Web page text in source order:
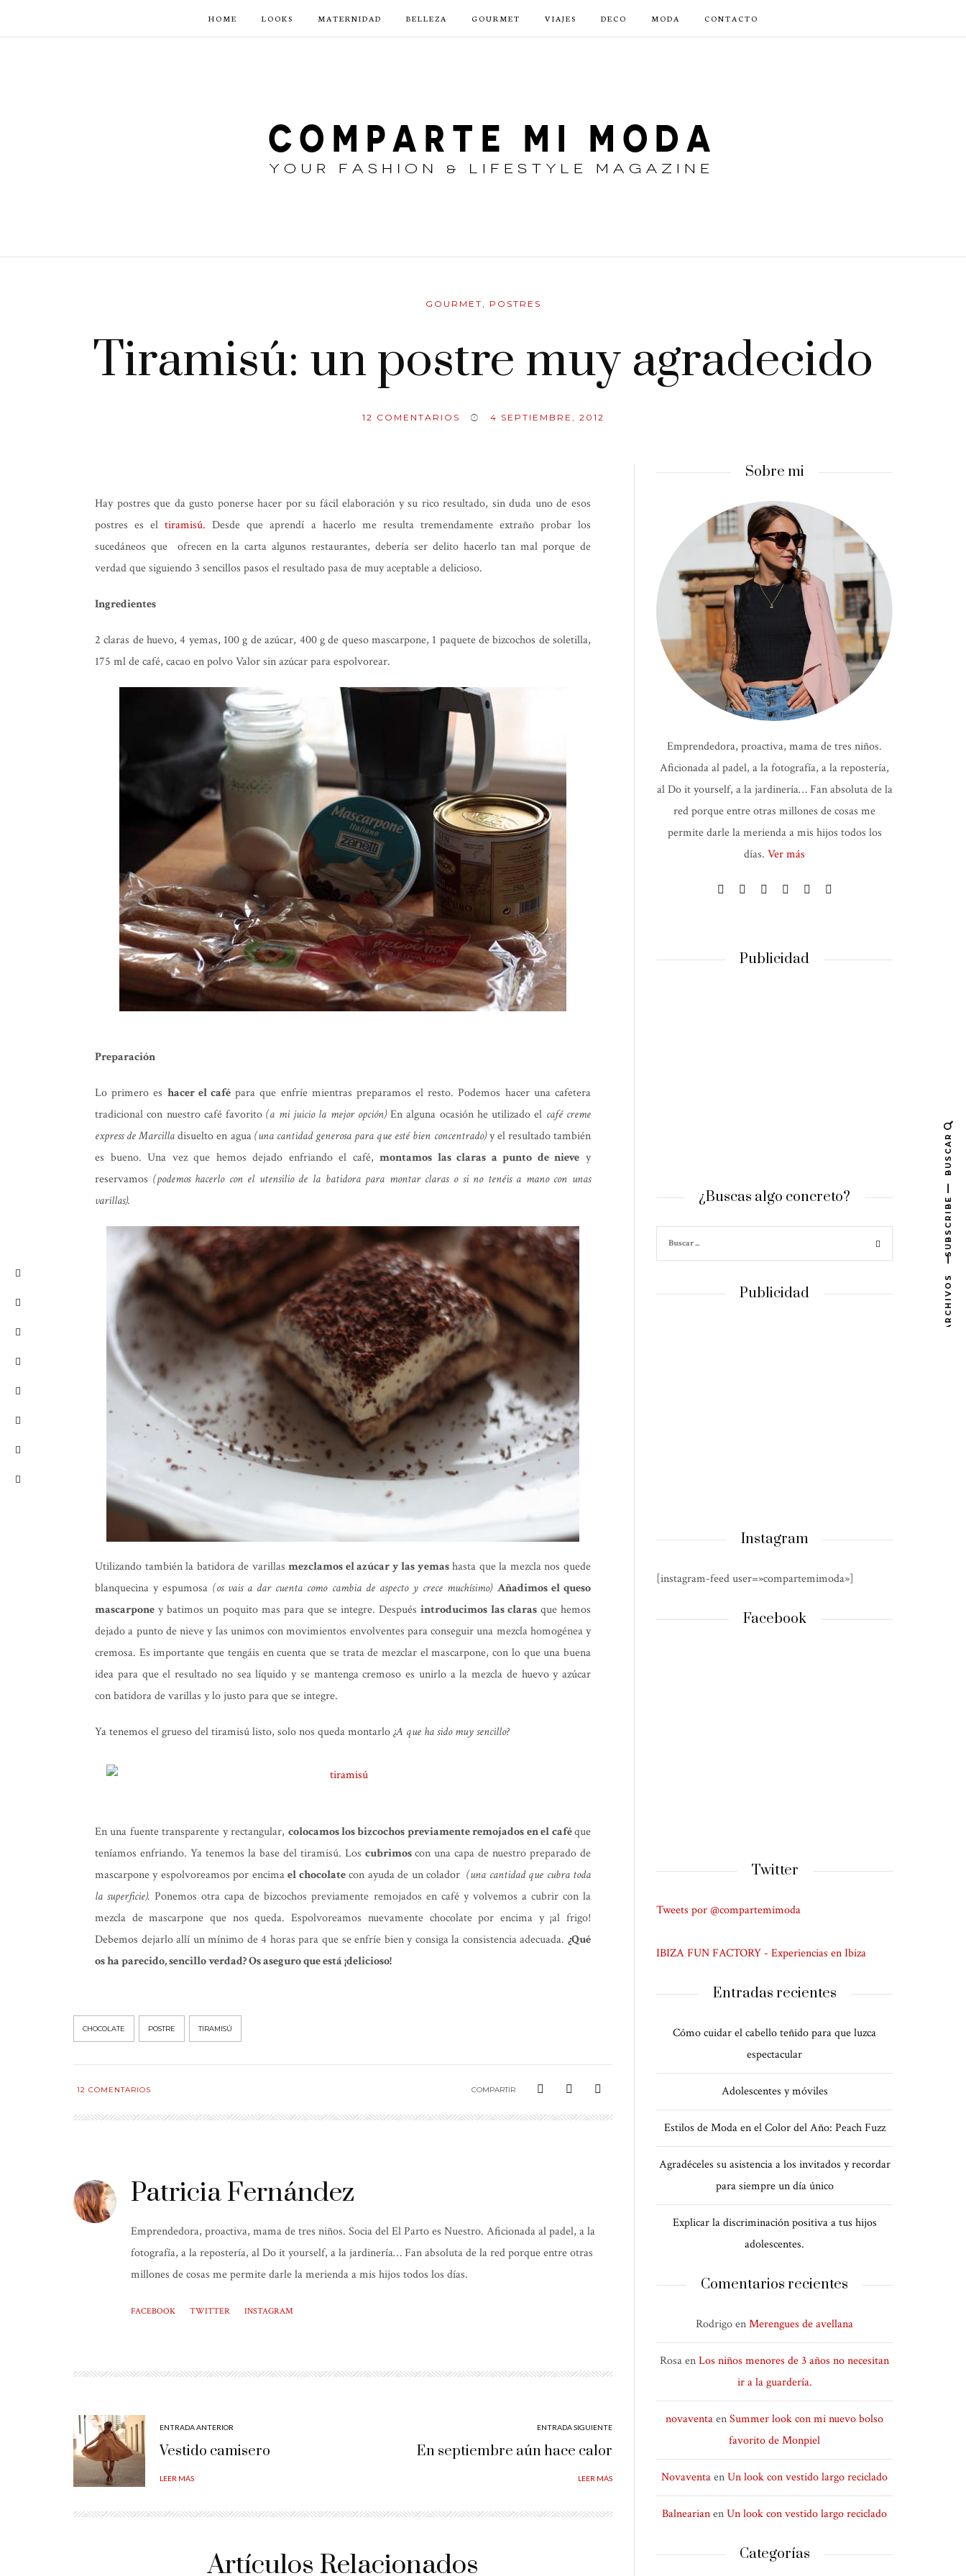
HOME LOOKS MATERNIDAD BELLEZA GOURMET VIAJES DECO MODA CONTACTO
GOURMET, POSTRES
Tiramisú: un postre muy agradecido
12 COMENTARIOS 4 SEPTIEMBRE, 2012
Hay postres que da gusto ponerse hacer por su fácil elaboración y su rico resultado, sin duda uno de esos
postres es eltiramisú. Desde que aprendí a hacerlo me resulta tremendamente extraño probar los
sucedáneos que ofrecen en la carta algunos restaurantes, debería ser delito hacerlo tan mal porque de
verdad que siguiendo 3 sencillos pasos el resultado pasa de muy aceptable a delicioso.
Ingredientes
2 claras de huevo, 4 yemas, 100 g de azúcar, 400 g de queso mascarpone, 1 paquete de bizcochos de soletilla,
175 ml de café, cacao en polvo Valor sin azúcar para espolvorear.
Preparación
Lo primero es hacer el cafépara que enfríe mientras preparamos el resto. Podemos hacer una cafetera
tradicional con nuestro café favorito (a mi juicio la mejor opción)En alguna ocasión he utilizado el café creme
express de Marcilladisuelto en agua(una cantidad generosa para que esté bien concentrado)y el resultado también
es bueno. Una vez que hemos dejado enfriando el café,montamos las claras a punto de nieve y
reservamos (podemos hacerlo con el utensilio de la batidora para montar claras o si no tenéis a mano con unas
varillas).
Utilizando también la batidora de varillasmezclamos el azúcar y las yemashasta que la mezcla nos quede
blanquecina y espumosa (os vais a dar cuenta como cambia de aspecto y crece muchísimo) Añadimos el queso
mascarpone y batimos un poquito mas para que se integre. Despuésintroducimos las clarasque hemos
dejado a punto de nieve y las unimos con movimientos envolventes para conseguir una mezcla homogénea y
cremosa. Es importante que tengáis en cuenta que se trata de mezclar el mascarpone, con lo que una buena
idea para que el resultado no sea líquido y se mantenga cremoso es unirlo a la mezcla de huevo y azúcar
con batidora de varillas y lo justo para que se integre.
Ya tenemos el grueso del tiramisú listo, solo nos queda montarlo¿A que ha sido muy sencillo?
En una fuente transparente y rectangular, colocamos los bizcochos previamente remojados en el caféque
teníamos enfriando. Ya tenemos la base del tiramisú. Los cubrimoscon una capa de nuestro preparado de
mascarpone y espolvoreamos por encimael chocolatecon ayuda de un colador(una cantidad que cubra toda
la superficie). Ponemos otra capa de bizcochos previamente remojados en café y volvemos a cubrir con la
mezcla de mascarpone que nos queda. Espolvoreamos nuevamente chocolate por encima y ¡al frigo!
Debemos dejarlo allí un mínimo de 4 horas para que se enfríe bien y consiga la consistencia adecuada. ¿Qué
os ha parecido, sencillo verdad? Os aseguro que está ¡delicioso!
CHOCOLATE POSTRE TIRAMISÚ
12 COMENTARIOS COMPARTIR
Patricia Fernández
Emprendedora, proactiva, mama de tres niños. Socia del El Parto es Nuestro. Aficionada al padel, a la
fotografía, a la repostería, al Do it yourself, a la jardinería… Fan absoluta de la red porque entre otras
millones de cosas me permite darle la merienda a mis hijos todos los días.
FACEBOOK TWITTER INSTAGRAM
ENTRADA ANTERIOR
Vestido camisero
LEER MÁS
ENTRADA SIGUIENTE
En septiembre aún hace calor
LEER MÁS
Artículos Relacionados
Sobre mi
Emprendedora, proactiva, mama de tres niños.
Aficionada al padel, a la fotografía, a la repostería,
al Do it yourself, a la jardinería… Fan absoluta de la
red porque entre otras millones de cosas me
permite darle la merienda a mis hijos todos los
días. Ver más
Publicidad
¿Buscas algo concreto?
Publicidad
Instagram
[instagram-feed user=»compartemimoda»]
Facebook
Twitter
Tweets por @compartemimoda
IBIZA FUN FACTORY - Experiencias en Ibiza
Entradas recientes
Cómo cuidar el cabello teñido para que luzca
espectacular
Adolescentes y móviles
Estilos de Moda en el Color del Año: Peach Fuzz
Agradéceles su asistencia a los invitados y recordar
para siempre un día único
Explicar la discriminación positiva a tus hijos
adolescentes.
Comentarios recientes
RodrigoenMerengues de avellana
RosaenLos niños menores de 3 años no necesitan
ir a la guardería.
novaventaenSummer look con mi nuevo bolso
favorito de Monpiel
NovaventaenUn look con vestido largo reciclado
BalnearianenUn look con vestido largo reciclado
Categorías
BUSCAR
SUBSCRIBE
ARCHIVOS